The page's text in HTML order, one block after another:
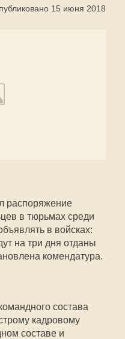
15 июня 2018
распоряжение
в тюрьмах среди
в войсках:
на три дня отданы
комендатура.
состава
кадровому
составе и